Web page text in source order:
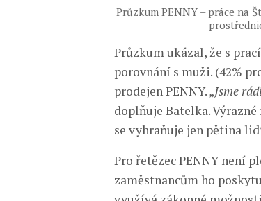
Průzkum PENNY – práce na
Průzkum ukázal, že s
porovnání s muži. (42%
prodejen PENNY. „Jsme
doplňuje Batelka.
se vyhraňuje jen pětina
Pro řetězec PENNY není
zaměstnancům ho